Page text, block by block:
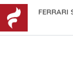
FERRARI